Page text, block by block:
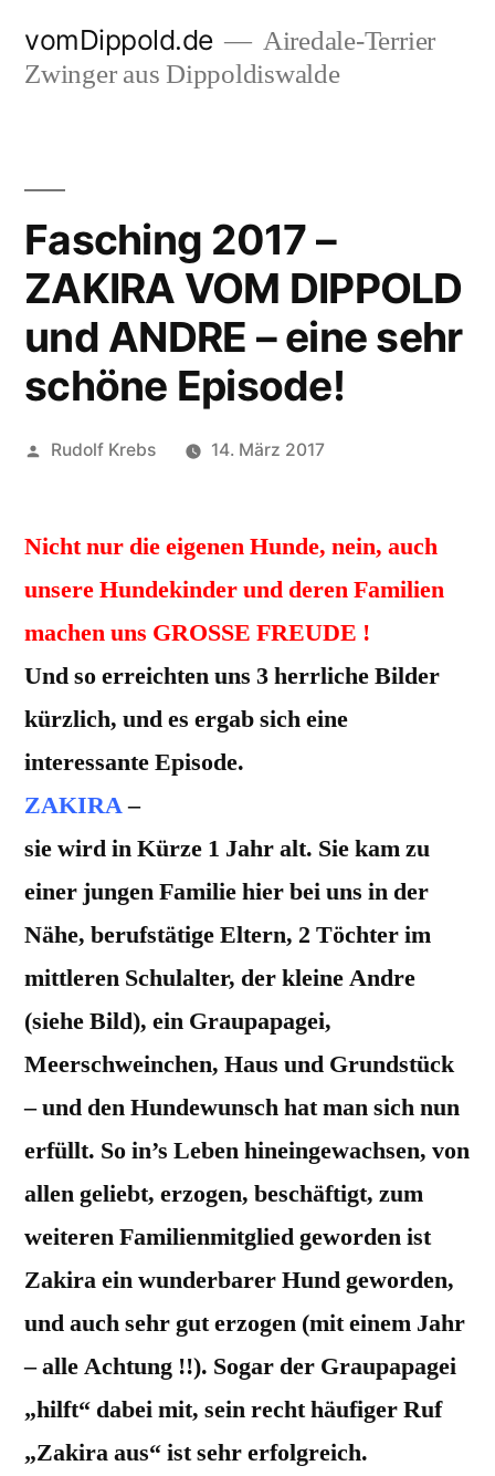
Inhalt
vomDippold.de
Airedale-Terrier
Zwinger aus Dippoldiswalde
Fasching 2017 –
ZAKIRA VOM DIPPOLD
und ANDRE – eine sehr
schöne Episode!
Veröffentlicht
Rudolf Krebs 14. März 2017
Nicht nur die eigenen Hunde, nein, auch
unsere Hundekinder und deren Familien
machen uns GROSSE FREUDE !
Und so erreichten uns 3 herrliche Bilder
kürzlich, und es ergab sich eine
interessante Episode.
ZAKIRA–
sie wird in Kürze 1 Jahr alt. Sie kam zu
einer jungen Familie hier bei uns in der
Nähe, berufstätige Eltern, 2 Töchter im
mittleren Schulalter, der kleine Andre
(siehe Bild), ein Graupapagei,
Meerschweinchen, Haus und Grundstück
– und den Hundewunsch hat man sich nun
erfüllt. So in’s Leben hineingewachsen, von
allen geliebt, erzogen, beschäftigt, zum
weiteren Familienmitglied geworden ist
Zakira ein wunderbarer Hund geworden,
und auch sehr gut erzogen (mit einem Jahr
– alle Achtung !!). Sogar der Graupapagei
„hilft“ dabei mit, sein recht häufiger Ruf
„Zakira aus“ ist sehr erfolgreich.